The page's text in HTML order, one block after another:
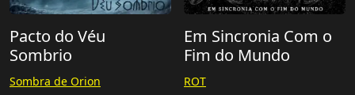
Pacto do Véu
Sombrio
Sombra de Orion
Em Sincronia Com o
Fim do Mundo
ROT